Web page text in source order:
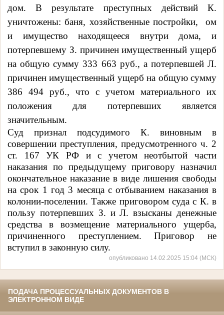
дом. В результате преступных действий К.
уничтожены: баня, хозяйственные постройки,
ом
и имущество находящееся внутри дома, и
потерпевшему З. причинен имущественный ущерб
на общую сумму 333 663 руб., а потерпевшей Л.
причинен имущественный ущерб на общую сумму
386 494 руб., что с учетом материального их
положения для потерпевших является
значительным.
Суд признал подсудимого К. виновным в
совершении преступления, предусмотренного ч. 2
ст. 167 УК РФ и с учетомнеотбытой части
наказания по предыдущему приговору назначил
окончательное наказание в виде лишения свободы
на срок 1 год 3 месяца с отбыванием наказания в
колонии-поселении. Также приговором суда с К. в
пользу потерпевших З. и Л. взысканы денежные
средства в возмещение материального ущерба,
причиненного преступлением. Приговор не
вступил в законную силу.
опубликовано 14.02.2025 15:04 (МСК)
ПОДАЧА ПРОЦЕССУАЛЬНЫХ ДОКУМЕНТОВ В
ЭЛЕКТРОННОМ ВИДЕ